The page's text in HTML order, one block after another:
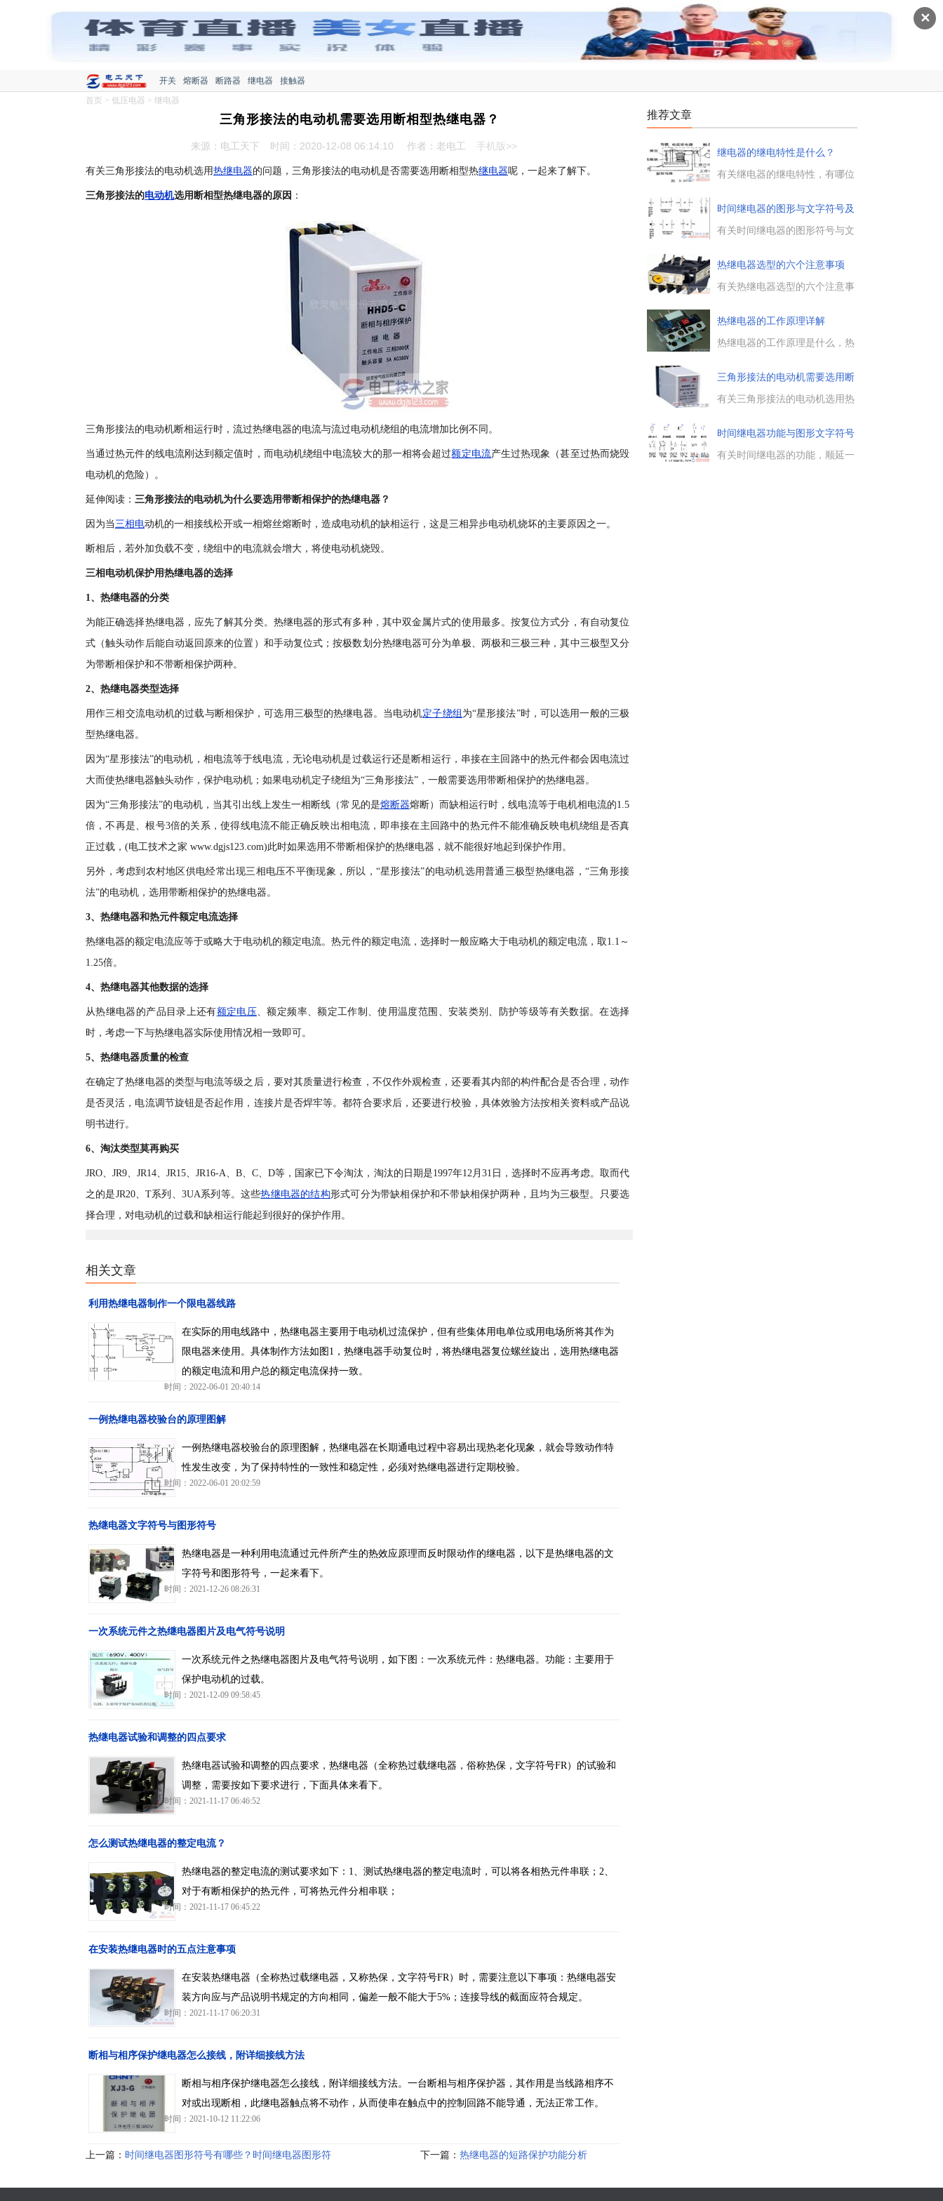
✕
开关 熔断器 断路器 继电器
接触器
首页 > 低压电器 > 继电器
三角形接法的电动机需要选用断相型热继电器？
来源：电工天下 时间：2020-12-08 06:14:10 作者：老电工 手机版>>
有关三角形接法的电动机选用热继电器的问题，三角形接法的电动机是否需要选用断相型热继电器呢，一起来了解下。
三角形接法的电动机选用断相型热继电器的原因 ：
三角形接法的电动机断相运行时，流过热继电器的电流与流过电动机绕组的电流增加比例不同。
当通过热元件的线电流刚达到额定值时，而电动机绕组中电流较大的那一相将会超过额定电流产生过热现象（甚至过热而烧毁
电动机的危险）。
延伸阅读： 三角形接法的电动机为什么要选用带断相保护的热继电器？
因为当三相电动机的一相接线松开或一相熔丝熔断时，造成电动机的缺相运行，这是三相异步电动机烧坏的主要原因之一。
断相后，若外加负载不变，绕组中的电流就会增大，将使电动机烧毁。
三相电动机保护用热继电器的选择
1、热继电器的分类
为能正确选择热继电器，应先了解其分类。热继电器的形式有多种，其中双金属片式的使用最多。按复位方式分，有自动复位
式（触头动作后能自动返回原来的位置）和手动复位式；按极数划分热继电器可分为单极、两极和三极三种，其中三极型又分
为带断相保护和不带断相保护两种。
2、热继电器类型选择
用作三相交流电动机的过载与断相保护，可选用三极型的热继电器。当电动机定子绕组 为“星形接法”时，可以选用一般的三极
型热继电器。
因为“星形接法”的电动机，相电流等于线电流，无论电动机是过载运行还是断相运行，串接在主回路中的热元件都会因电流过
大而使热继电器触头动作，保护电动机；如果电动机定子绕组为“三角形接法”，一般需要选用带断相保护的热继电器。
因为“三角形接法”的电动机，当其引出线上发生一相断线（常见的是熔断器熔断）而缺相运行时，线电流等于电机相电流的1.5
倍，不再是、根号3倍的关系，使得线电流不能正确反映出相电流，即串接在主回路中的热元件不能准确反映电机绕组是否真
正过载，(电工技术之家 www.dgjs123.com)此时如果选用不带断相保护的热继电器，就不能很好地起到保护作用。
另外，考虑到农村地区供电经常出现三相电压不平衡现象，所以，“星形接法”的电动机选用普通三极型热继电器，“三角形接
法”的电动机，选用带断相保护的热继电器。
3、热继电器和热元件额定电流选择
热继电器的额定电流应等于或略大于电动机的额定电流。热元件的额定电流，选择时一般应略大于电动机的额定电流，取1.1～
1.25倍。
4、热继电器其他数据的选择
从热继电器的产品目录上还有额定电压、额定频率、额定工作制、使用温度范围、安装类别、防护等级等有关数据。在选择
时，考虑一下与热继电器实际使用情况相一致即可。
5、热继电器质量的检查
在确定了热继电器的类型与电流等级之后，要对其质量进行检查，不仅作外观检查，还要看其内部的构件配合是否合理，动作
是否灵活，电流调节旋钮是否起作用，连接片是否焊牢等。都符合要求后，还要进行校验，具体效验方法按相关资料或产品说
明书进行。
6、淘汰类型莫再购买
JRO、JR9、JR14、JR15、JR16-A、B、C、D等，国家已下令淘汰，淘汰的日期是1997年12月31日，选择时不应再考虑。取而代
之的是JR20、T系列、3UA系列等。这些热继电器的结构形式可分为带缺相保护和不带缺相保护两种，且均为三极型。只要选
择合理，对电动机的过载和缺相运行能起到很好的保护作用。
相关文章
利用热继电器制作一个限电器线路
在实际的用电线路中，热继电器主要用于电动机过流保护，但有些集体用电单位或用电场所将其作为
限电器来使用。具体制作方法如图1，热继电器手动复位时，将热继电器复位螺丝旋出，选用热继电器
的额定电流和用户总的额定电流保持一致。
时间：2022-06-01 20:40:14
一例热继电器校验台的原理图解
一例热继电器校验台的原理图解，热继电器在长期通电过程中容易出现热老化现象，就会导致动作特
性发生改变，为了保持特性的一致性和稳定性，必须对热继电器进行定期校验。
时间：2022-06-01 20:02:59
热继电器文字符号与图形符号
热继电器是一种利用电流通过元件所产生的热效应原理而反时限动作的继电器，以下是热继电器的文
字符号和图形符号，一起来看下。
时间：2021-12-26 08:26:31
一次系统元件之热继电器图片及电气符号说明
一次系统元件之热继电器图片及电气符号说明，如下图：一次系统元件：热继电器。功能：主要用于
保护电动机的过载。
时间：2021-12-09 09:58:45
热继电器试验和调整的四点要求
热继电器试验和调整的四点要求，热继电器（全称热过载继电器，俗称热保，文字符号FR）的试验和
调整，需要按如下要求进行，下面具体来看下。
时间：2021-11-17 06:46:52
怎么测试热继电器的整定电流？
热继电器的整定电流的测试要求如下：1、测试热继电器的整定电流时，可以将各相热元件串联；2、
对于有断相保护的热元件，可将热元件分相串联；
时间：2021-11-17 06:45:22
在安装热继电器时的五点注意事项
在安装热继电器（全称热过载继电器，又称热保，文字符号FR）时，需要注意以下事项：热继电器安
装方向应与产品说明书规定的方向相同，偏差一般不能大于5%；连接导线的截面应符合规定。
时间：2021-11-17 06:20:31
断相与相序保护继电器怎么接线，附详细接线方法
断相与相序保护继电器怎么接线，附详细接线方法。一台断相与相序保护器，其作用是当线路相序不
对或出现断相，此继电器触点将不动作，从而使串在触点中的控制回路不能导通，无法正常工作。
时间：2021-10-12 11:22:06
上一篇： 时间继电器图形符号有哪些？时间继电器图形符 下一篇： 热继电器的短路保护功能分析
推荐文章
继电器的继电特性是什么？
有关继电器的继电特性，有哪位
帮助解释下，继电器的继电特
性，是指继电器的输入量和输出
量在整个变化过程中的相互关
时间继电器的图形与文字符号及
功
有关时间继电器的图形符号与文
电器和断电延时型时间继电器的
功能与工作原理，感兴趣的朋友
参考下。...
热继电器选型的六个注意事项
有关热继电器选型的六个注意事
长期稳定工作的电动机、电动机
的绝缘等级、电动机的启动电流
和启动时间等因素，均是选择热
热继电器的工作原理详解
热继电器的工作原理是什么，热
要用于保护电动机或其它电气设
备、电气线路的过载，及时切断
电路，其工作原理详见本文内
三角形接法的电动机需要选用断
相
有关三角形接法的电动机选用热
动机是否需要选用断相型热继电
器呢，一起来了解下。...
时间继电器功能与图形文字符号
有关时间继电器的功能，顺延一